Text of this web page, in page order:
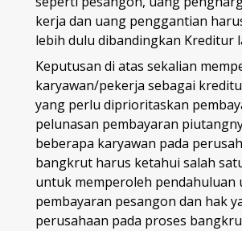
kerja dan uang penggantian
lebih dulu dibandingkan Kreditur
Keputusan di atas sekalian
karyawan/pekerja sebagai
yang perlu diprioritaskan
pelunasan pembayaran
beberapa karyawan pada
bangkrut harus ketahui salah
untuk memperoleh pendahuluan
pembayaran pesangon dan hak
perusahaan pada proses